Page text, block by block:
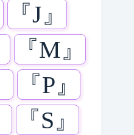
『J』
『M』
『P』
『S』